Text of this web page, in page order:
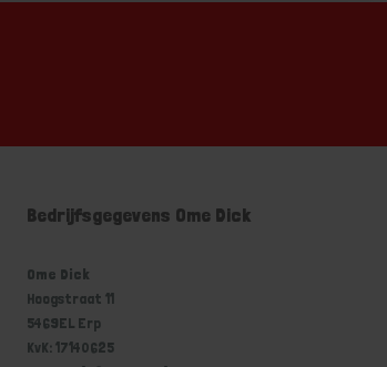
Bedrijfsgegevens Ome Dick
Ome Dick
Hoogstraat 11
5469EL Erp
KvK: 17140625